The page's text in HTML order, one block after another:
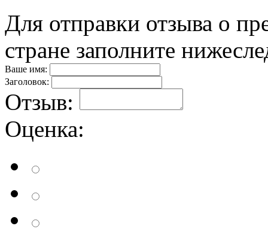
Для отправки отзыва о
стране заполните
Ваше имя:
Заголовок:
Отзыв:
Оценка: